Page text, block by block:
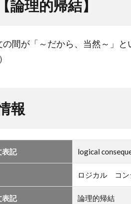
論理的帰結】
間が「～だから、当然～」
報
表記 logical
ロジカル コン
表記 論理的帰結